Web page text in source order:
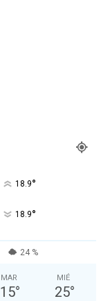
18.9°
18.9°
24 %
MAR
15°
MIÉ
25°